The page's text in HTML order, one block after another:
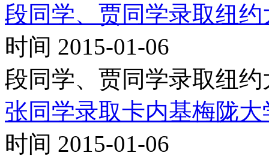
段同学、贾同学录取纽约
时间 2015-01-06
段同学、贾同学录取纽约
张同学录取卡内基梅陇大
时间 2015-01-06